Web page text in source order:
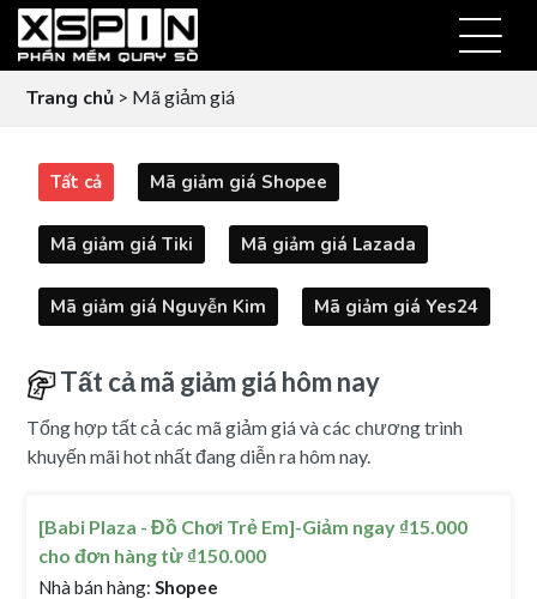
Trang chủ > Mã giảm giá
Tất cả Mã giảm giá Shopee
Mã giảm giá Tiki Mã giảm giá Lazada
Mã giảm giá Nguyễn Kim Mã giảm giá Yes24
Tất cả mã giảm giá hôm nay
Tổng hợp tất cả các mã giảm giá và các chương trình
khuyến mãi hot nhất đang diễn ra hôm nay.
[Babi Plaza - Đồ Chơi Trẻ Em]-Giảm ngay ₫15.000
cho đơn hàng từ ₫150.000
Nhà bán hàng: Shopee